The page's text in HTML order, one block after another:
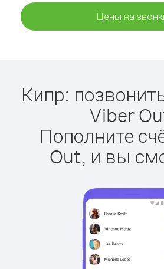
Цены на
Кипр:
Viber
Пополните
Out, и вы